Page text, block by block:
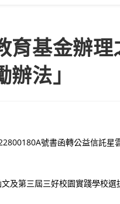
育基金辦
法」
號書函轉公益信託
及第三屆三好校園實踐學校